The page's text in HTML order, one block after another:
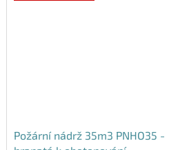
Požární nádrž 35m3 PNHO35 -